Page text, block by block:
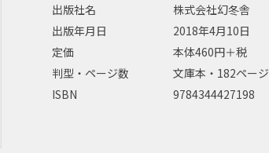
出版社名
株式会社幻冬舎
出版年月日
2018年4月10日
定価
本体460円＋税
判型・ページ数
文庫本・182ページ
ISBN
9784344427198